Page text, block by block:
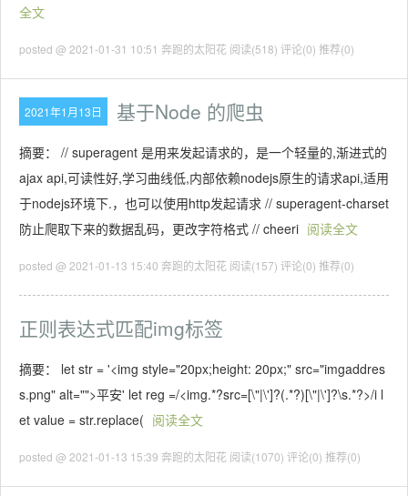
全文
posted @ 2021-01-31 10:51 奔跑的太阳花 阅读(518) 评论(0) 推荐(0)
2021年1月13日 基于Node 的爬虫
摘要： // superagent 是用来发起请求的，是一个轻量的,渐进式的
ajax api,可读性好,学习曲线低,内部依赖nodejs原生的请求api,适用
于nodejs环境下.，也可以使用http发起请求 // superagent-charset
防止爬取下来的数据乱码，更改字符格式 // cheeri 阅读全文
posted @ 2021-01-13 15:40 奔跑的太阳花 阅读(157) 评论(0) 推荐(0)
正则表达式匹配img标签
摘要： let str = '<img style="20px;height: 20px;" src="imgaddres
s.png" alt="">平安' let reg =/<img.*?src=[\"|\']?(.*?)[\"|\']?\s.*?>/i l
et value = str.replace( 阅读全文
posted @ 2021-01-13 15:39 奔跑的太阳花 阅读(1070) 评论(0) 推荐(0)